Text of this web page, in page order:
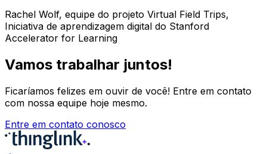
Rachel Wolf, equipe do projeto Virtual Field Trips,
Iniciativa de aprendizagem digital do Stanford
Accelerator for Learning
Vamos trabalhar juntos!
Ficaríamos felizes em ouvir de você! Entre em contato
com nossa equipe hoje mesmo.
Entre em contato conosco